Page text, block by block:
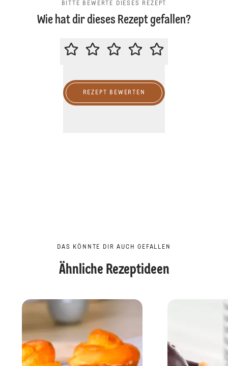
BITTE BEWERTE DIESES REZEPT
Wie hat dir dieses Rezept gefallen?
BITTE BEWERTE DIESES REZEPT
REZEPT BEWERTEN
DAS KÖNNTE DIR AUCH GEFALLEN
Ähnliche Rezeptideen